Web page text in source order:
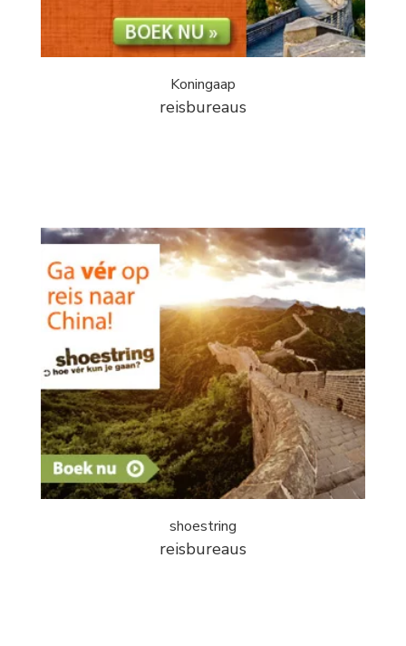
Koningaap
reisbureaus
shoestring
reisbureaus